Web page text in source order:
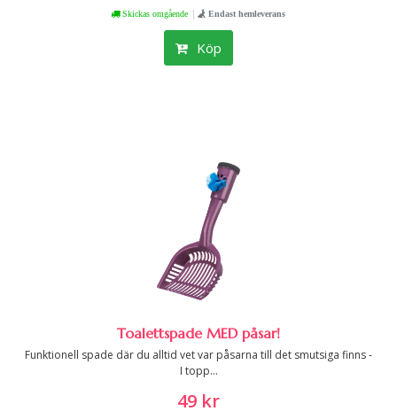
Skickas omgående | Endast hemleverans
Köp
Toalettspade MED påsar!
Funktionell spade där du alltid vet var påsarna till det smutsiga finns -
I topp...
49 kr